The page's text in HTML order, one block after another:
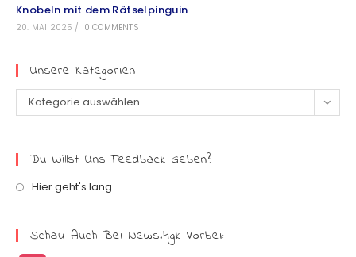
Knobeln mit dem Rätselpinguin
20. MAI 2025 / 0 COMMENTS
Unsere Kategorien
Kategorie auswählen
Du Willst Uns Feedback Geben?
Hier geht's lang
Schau Auch Bei News.hgk Vorbei: